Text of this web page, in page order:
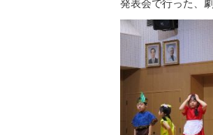
発表会で行った、劇